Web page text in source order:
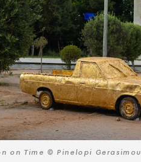
on Time © Pinelopi Gerasimou